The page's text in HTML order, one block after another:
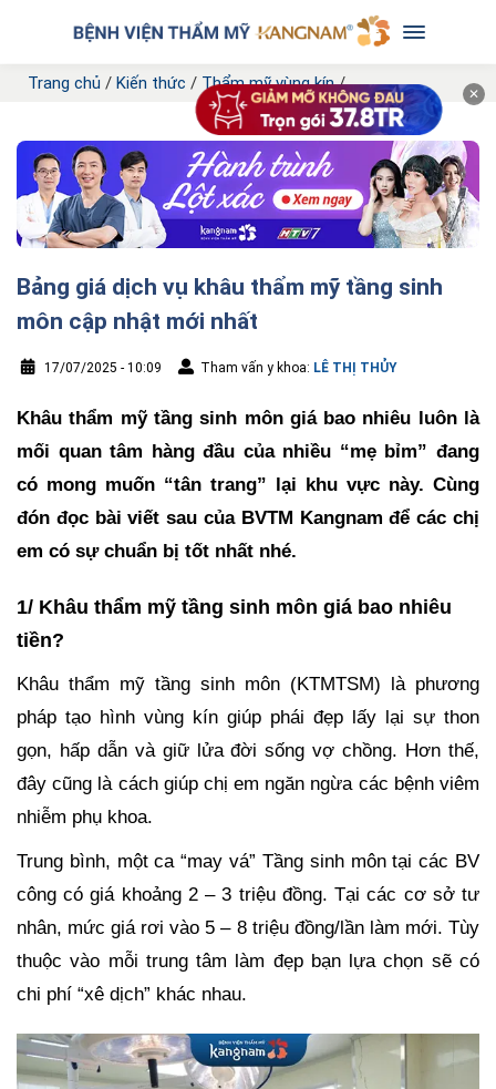
Trang chủ / Kiến thức / Thẩm mỹ vùng kín/
Bảng giá dịch vụ khâu thẩm mỹ tầng sinh
môn cập nhật mới nhất
17/07/2025 - 10:09 Tham vấn y khoa: LÊ THỊ THỦY
Khâu thẩm mỹ tầng sinh môn giá bao nhiêu luôn là
mối quan tâm hàng đầu của nhiều “mẹ bỉm” đang
có mong muốn “tân trang” lại khu vực này. Cùng
đón đọc bài viết sau của BVTM Kangnam để các chị
em có sự chuẩn bị tốt nhất nhé.
1/ Khâu thẩm mỹ tầng sinh môn giá bao nhiêu
tiền?
Khâu thẩm mỹ tầng sinh môn (KTMTSM) là phương
pháp tạo hình vùng kín giúp phái đẹp lấy lại sự thon
gọn, hấp dẫn và giữ lửa đời sống vợ chồng. Hơn thế,
đây cũng là cách giúp chị em ngăn ngừa các bệnh viêm
nhiễm phụ khoa.
Trung bình, một ca “may vá” Tầng sinh môn tại các BV
công có giá khoảng 2 – 3 triệu đồng. Tại các cơ sở tư
nhân, mức giá rơi vào 5 – 8 triệu đồng/lần làm mới. Tùy
thuộc vào mỗi trung tâm làm đẹp bạn lựa chọn sẽ có
chi phí “xê dịch” khác nhau.
✕